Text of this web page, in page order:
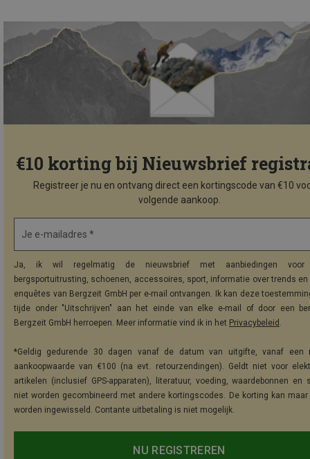
€10 korting bij Nieuwsbrief
Registreer je nu en ontvang direct een kortingscode van €10
volgende aankoop.
Je e-mailadres *
Ja, ik wil regelmatig de nieuwsbrief met aanbiedingen voor
bergsportuitrusting, schoenen, accessoires, sport, informatie over trends
enquêtes van Bergzeit GmbH per e-mail ontvangen. Ik kan deze
tijde onder "Uitschrijven" aan het einde van elke e-mail of door een
Bergzeit GmbH herroepen. Meer informatie vind ik in het Privacybeleid .
*Geldig gedurende 30 dagen vanaf de datum van uitgifte, vanaf een
aankoopwaarde van €100 (na evt. retourzendingen). Geldt niet voor
artikelen (inclusief GPS-apparaten), literatuur, voeding, waardebonnen en
niet worden gecombineerd met andere kortingscodes. De korting kan maar
worden ingewisseld. Contante uitbetaling is niet mogelijk.
NU REGISTREREN